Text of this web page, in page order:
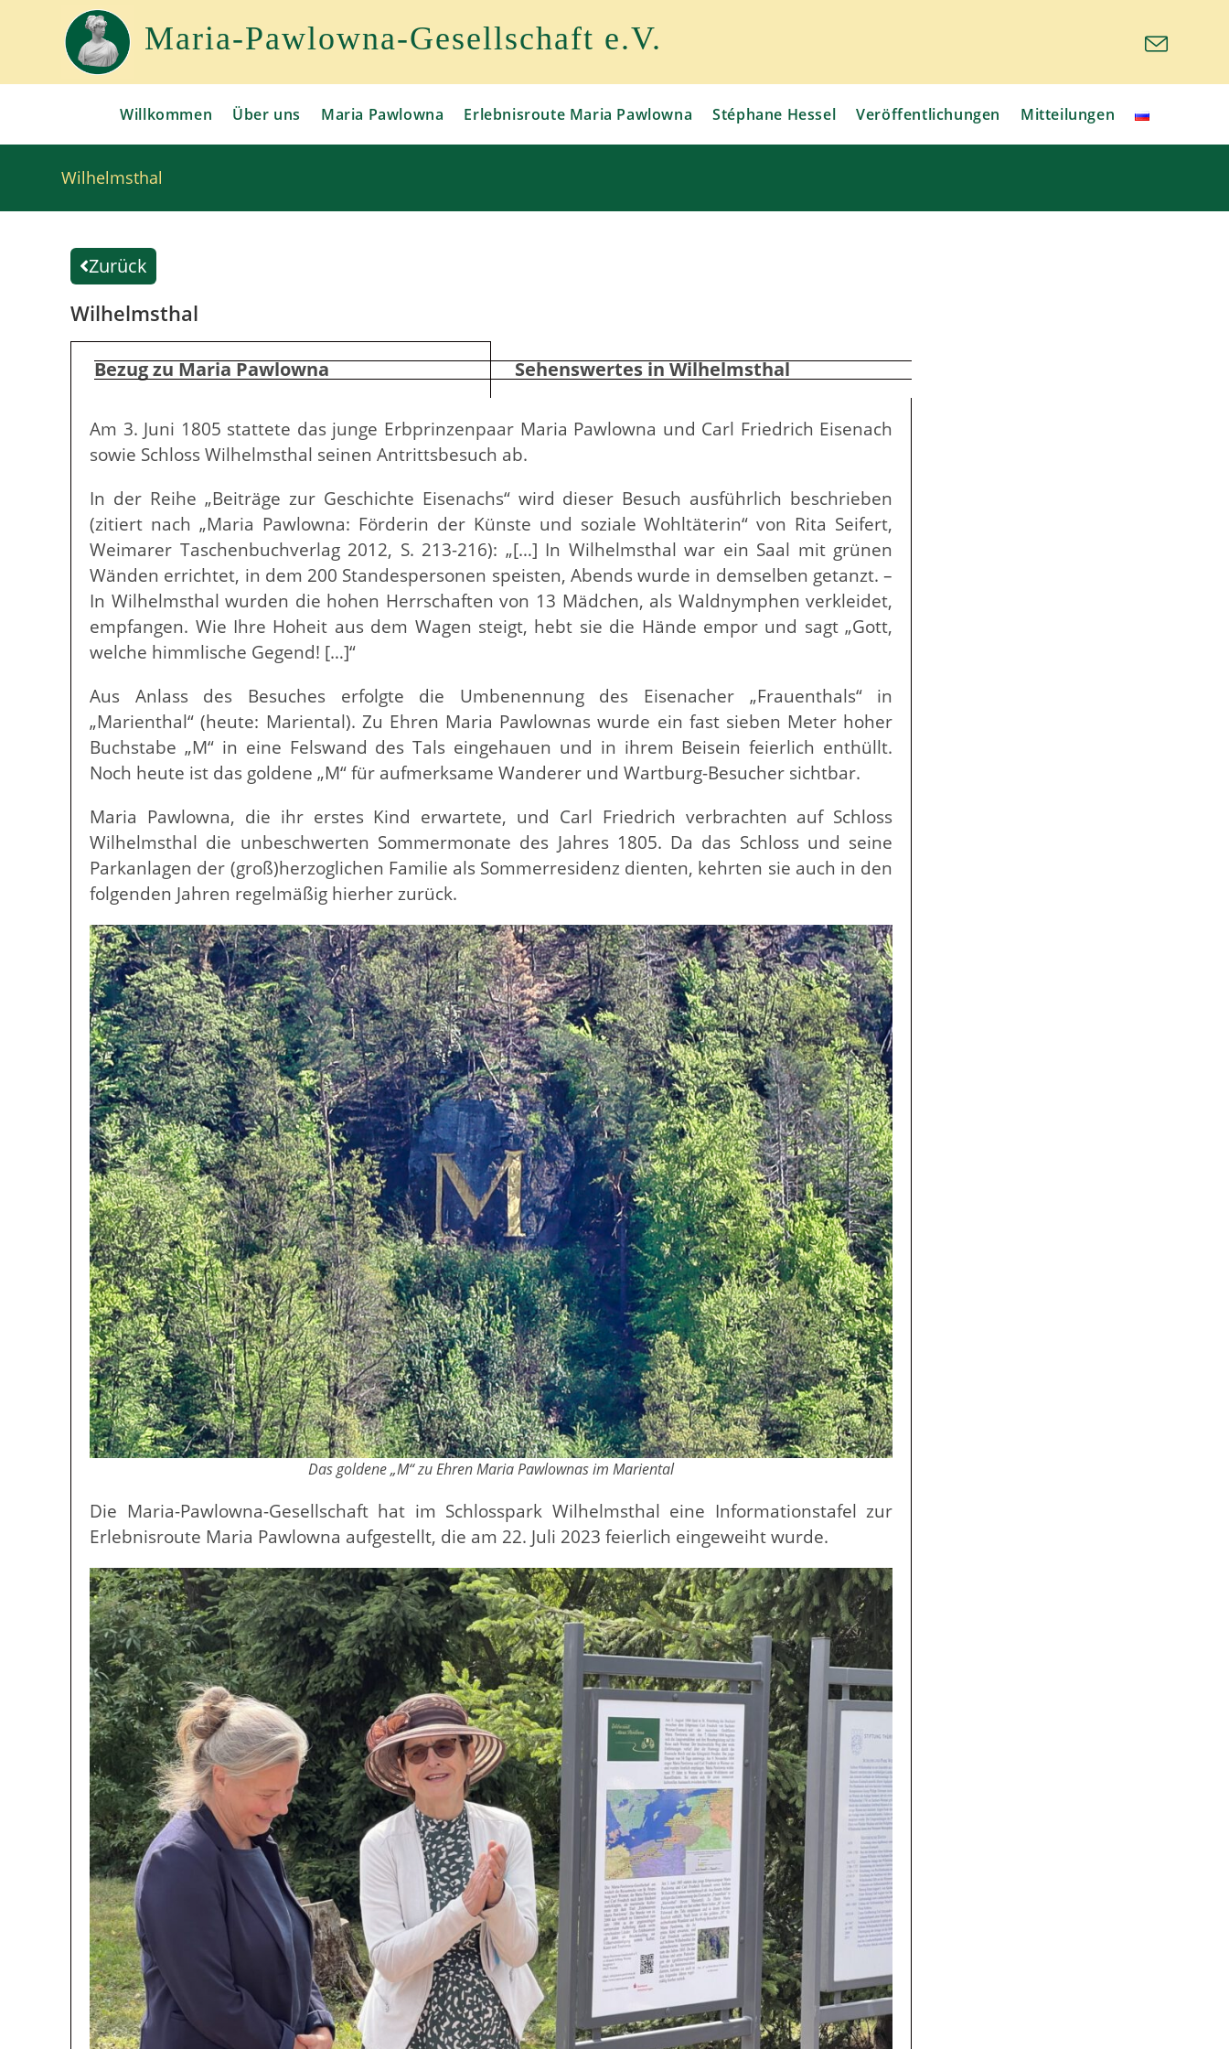
Maria-Pawlowna-Gesellschaft e.V.
Willkommen Über uns Maria Pawlowna Erlebnisroute Maria Pawlowna Stéphane Hessel Veröffentlichungen Mitteilungen
Wilhelmsthal
Zurück
Wilhelmsthal
Bezug zu Maria Pawlowna Sehenswertes in Wilhelmsthal
Am 3. Juni 1805 stattete das junge Erbprinzenpaar Maria Pawlowna und Carl Friedrich Eisenach
sowie Schloss Wilhelmsthal seinen Antrittsbesuch ab.
In der Reihe „Beiträge zur Geschichte Eisenachs“ wird dieser Besuch ausführlich beschrieben
(zitiert nach „Maria Pawlowna: Förderin der Künste und soziale Wohltäterin“ von Rita Seifert,
Weimarer Taschenbuchverlag 2012, S. 213-216): „[…] In Wilhelmsthal war ein Saal mit grünen
Wänden errichtet, in dem 200 Standespersonen speisten, Abends wurde in demselben getanzt. –
In Wilhelmsthal wurden die hohen Herrschaften von 13 Mädchen, als Waldnymphen verkleidet,
empfangen. Wie Ihre Hoheit aus dem Wagen steigt, hebt sie die Hände empor und sagt „Gott,
welche himmlische Gegend! […]“
Aus Anlass des Besuches erfolgte die Umbenennung des Eisenacher „Frauenthals“ in
„Marienthal“ (heute: Mariental). Zu Ehren Maria Pawlownas wurde ein fast sieben Meter hoher
Buchstabe „M“ in eine Felswand des Tals eingehauen und in ihrem Beisein feierlich enthüllt.
Noch heute ist das goldene „M“ für aufmerksame Wanderer und Wartburg-Besucher sichtbar.
Maria Pawlowna, die ihr erstes Kind erwartete, und Carl Friedrich verbrachten auf Schloss
Wilhelmsthal die unbeschwerten Sommermonate des Jahres 1805. Da das Schloss und seine
Parkanlagen der (groß)herzoglichen Familie als Sommerresidenz dienten, kehrten sie auch in den
folgenden Jahren regelmäßig hierher zurück.
Das goldene „M“ zu Ehren Maria Pawlownas im Mariental
Die Maria-Pawlowna-Gesellschaft hat im Schlosspark Wilhelmsthal eine Informationstafel zur
Erlebnisroute Maria Pawlowna aufgestellt, die am 22. Juli 2023 feierlich eingeweiht wurde.